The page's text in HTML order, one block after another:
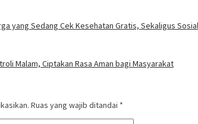
yang Sedang Cek Kesehatan Gratis, Sekaligus
Malam, Ciptakan Rasa Aman bagi Masyarakat
Ruas yang wajib ditandai *